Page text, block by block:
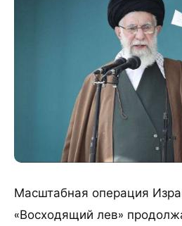
Масштабная операция
«Восходящий лев»